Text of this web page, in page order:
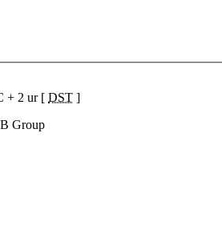
+ 2 ur [ DST ]
Group